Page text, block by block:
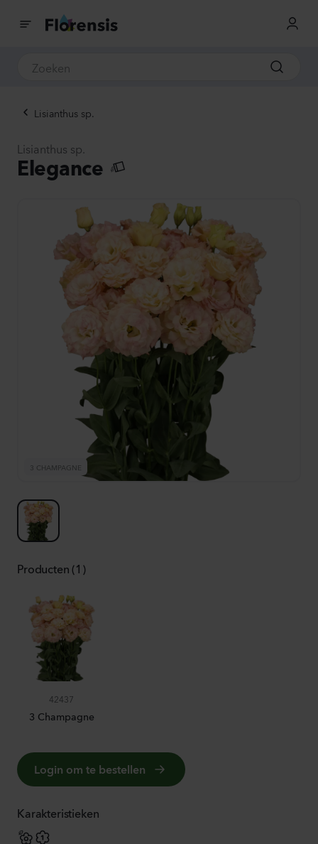
Lisianthus sp.
Lisianthus sp.
Elegance
3 CHAMPAGNE
Producten (1)
42437
3 Champagne
Login om te bestellen
Karakteristieken